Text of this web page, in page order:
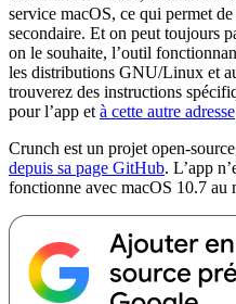
service macOS, ce qui permet
secondaire. Et on peut toujours
on le souhaite, l’outil
les distributions GNU/Linux et
trouverez des instructions
pour l’app et à cette autre adresse
Crunch est un projet open-
depuis sa page GitHub. L’app
fonctionne avec macOS 10.7 au